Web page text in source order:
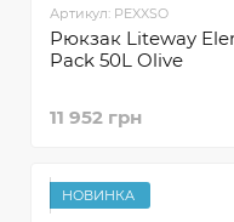
Артикул: PEXXSO
Рюкзак Liteway
Pack 50L Olive
11 952 грн
НОВИНКА